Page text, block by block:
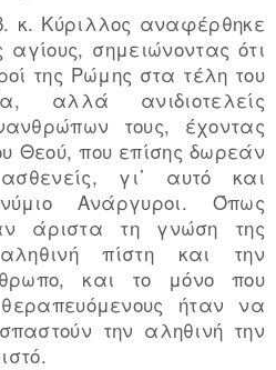
κ. Κύριλλος αναφέρθηκε
αγίους, σημειώνοντας ότι
της Ρώμης στα τέλη του
αλλά ανιδιοτελείς
τους, έχοντας
Θεού, που επίσης δωρεάν
γι᾿ αυτό και
Ανάργυροι. Όπως
άριστα τη γνώση της
πίστη και την
και το μόνο που
ήταν να
την αληθινή την